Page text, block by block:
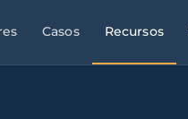
Casos Recursos